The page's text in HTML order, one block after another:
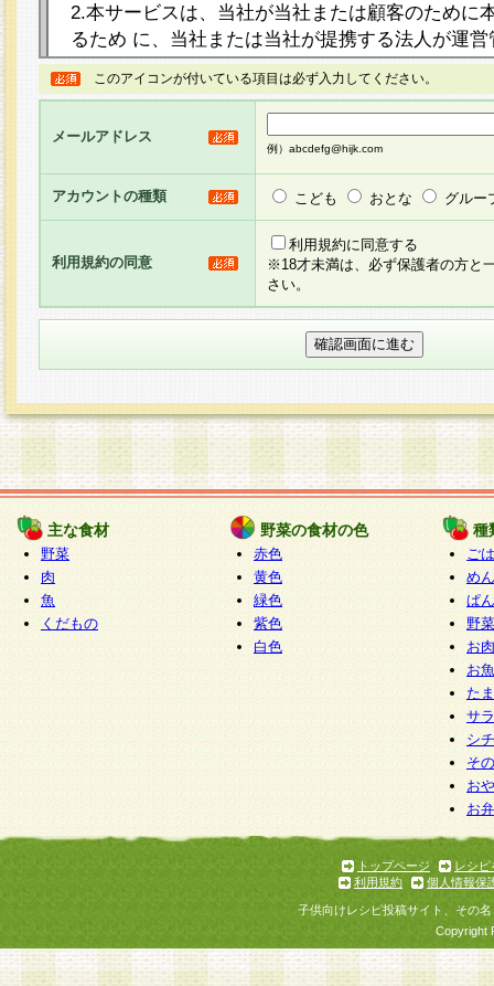
2.本サービスは、当社が当社または顧客のために
るため に、当社または当社が提携する法人が運
ト（以下「本サイト」といいます。）上に本サー
ージを設け、会員がアンケー ト調査に回答する
し、その結果を当社が集計・分析その他の利用を
るものです。なお、本サービスは、それぞれの目
員に対して本サービスの依頼を行うこともあり、
た全ての会員に対して本サービスの依頼をすると
りま す。
3.当社は、会員の事前の承諾を得ることなく、当
方 法・手段にて、本規約を任意に制定、変更ま
きるものとします。改定後の本規約等は、本規約
に掲示したときに、その 他の諸規定については
てその効力を生じるものとします。
4.本規約は、会員登録希望者による会員登録手続
の当社による会員登録の承認が完了した時点で会
たものとみなされ、会員に対して適用されるもの
5.当社がお聞きする個人情報は、すべて会員登録
で提 供いただいたものと考えております。従っ
自らの個人情報の提供を希望されない場合には、
をお預かりいたしません が、提供されないこと
商品やサービス等をご利用いただけない場合があ
了承ください。
6.当社は、お客様から当社が保有している個人情
加・ 利用停止等を求められた場合には、ご本人
て確認できた場合に限り、法令に準拠して合理的
いただきます。なお、開示 請求等の請求先は個
ります。
1.会員とは、本規約等を承諾のうえ、当社所定の
了し、当社が承認した者、グループとします。な
が以下に該当する場合は会員登録をすることがで
このアイコンが付いている項目は必ず入力してください。
メールアドレス
例）abcdefg@hijk.com
アカウントの種類 こども おとな グルー
利用規約の同意
利用規約に同意する
※18才未満は、必ず保護者の方と
さい。
主な食材
野菜
肉
魚
くだもの
野菜の食材の色
赤色
黄色
緑色
紫色
白色
種
ご
めん
ぱん
野
お
お
た
サ
シ
そ
お
お
トップページ
レシピ
利用規約
個人情報保
子供向けレシピ投稿サイト、その
Copyright